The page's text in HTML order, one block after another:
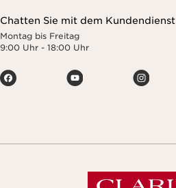
Chatten Sie mit dem Kundendienst
Montag bis Freitag
9:00 Uhr - 18:00 Uhr